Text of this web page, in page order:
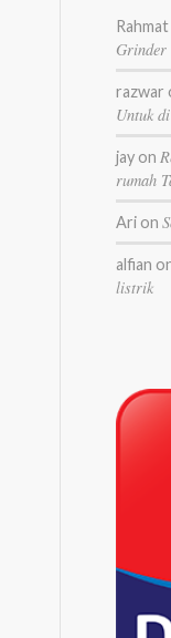
Grinder
razwar
Untuk
jay on
rumah
Ari on
alfian
listrik